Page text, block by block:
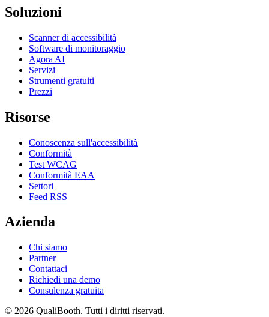
Soluzioni
Scanner di accessibilità
Software di monitoraggio
Agora AI
Servizi
Strumenti gratuiti
Prezzi
Risorse
Conoscenza sull'accessibilità
Conformità
Test WCAG
Conformità EAA
Settori
Feed RSS
Azienda
Chi siamo
Partner
Contattaci
Richiedi una demo
Consulenza gratuita
© 2026 QualiBooth. Tutti i diritti riservati.